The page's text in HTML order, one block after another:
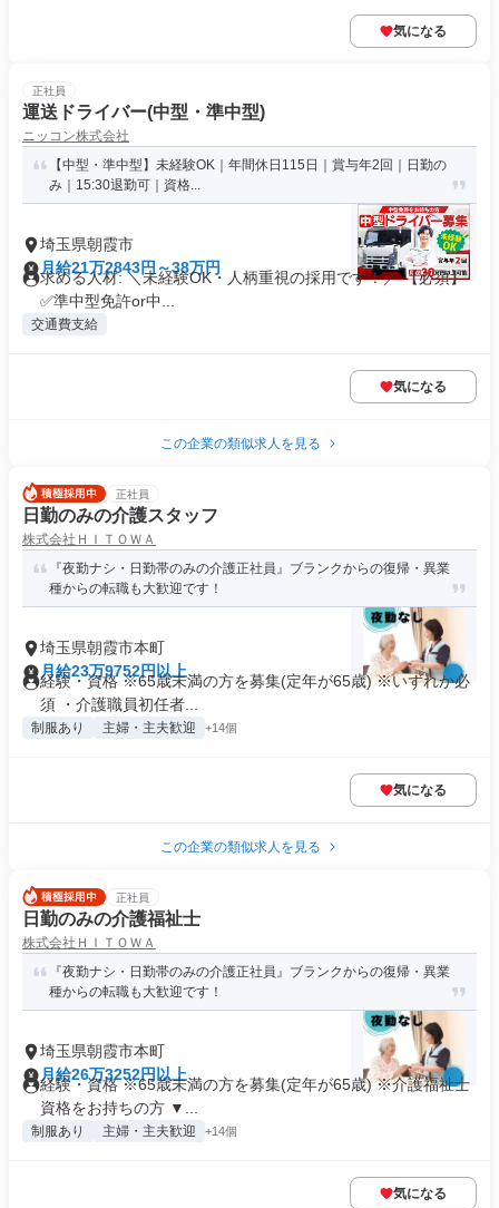
気になる
正社員
運送ドライバー(中型・準中型)
ニッコン株式会社
【中型・準中型】未経験OK｜年間休日115日｜賞与年2回｜日勤の
み｜15:30退勤可｜資格...
埼玉県朝霞市
月給21万2843円～38万円
求める人材: ＼未経験OK・人柄重視の採用です！／ 【必須】
✅️準中型免許or中...
交通費支給
気になる
この企業の類似求人を見る
正社員
日勤のみの介護スタッフ
株式会社ＨＩＴＯＷＡ
『夜勤ナシ・日勤帯のみの介護正社員』ブランクからの復帰・異業
種からの転職も大歓迎です！
埼玉県朝霞市本町
月給23万9752円以上
経験・資格 ※65歳未満の方を募集(定年が65歳) ※いずれか必
須 ・介護職員初任者...
制服あり 主婦・主夫歓迎 +14個
気になる
この企業の類似求人を見る
正社員
日勤のみの介護福祉士
株式会社ＨＩＴＯＷＡ
『夜勤ナシ・日勤帯のみの介護正社員』ブランクからの復帰・異業
種からの転職も大歓迎です！
埼玉県朝霞市本町
月給26万3252円以上
経験・資格 ※65歳未満の方を募集(定年が65歳) ※介護福祉士
資格をお持ちの方 ▼...
制服あり 主婦・主夫歓迎 +14個
気になる